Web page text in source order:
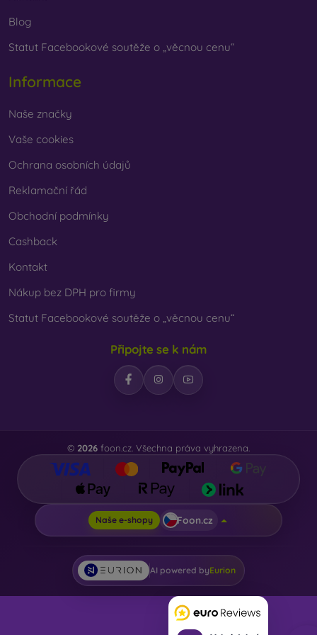
Blog
Statut Facebookové soutěže o „věcnou cenu“
Informace
Naše značky
Vaše cookies
Ochrana osobních údajů
Reklamační řád
Obchodní podmínky
Cashback
Kontakt
Nákup bez DPH pro firmy
Statut Facebookové soutěže o „věcnou cenu“
Připojte se k nám
© 2026 foon.cz. Všechna práva vyhrazena.
Naše e-shopy Foon.cz
AI powered byEurion